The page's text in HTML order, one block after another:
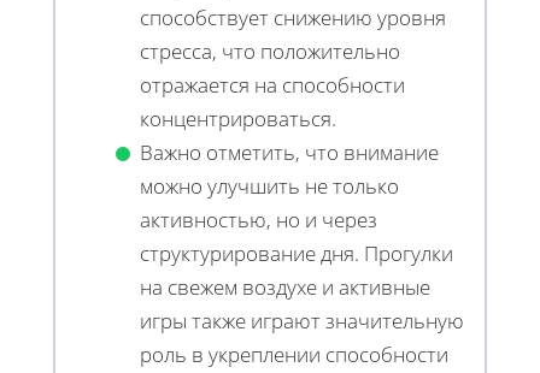
способствует снижению уровня
стресса, что положительно
отражается на способности
концентрироваться.
Важно отметить, что внимание
можно улучшить не только
активностью, но и через
структурирование дня. Прогулки
на свежем воздухе и активные
игры также играют значительную
роль в укреплении способности